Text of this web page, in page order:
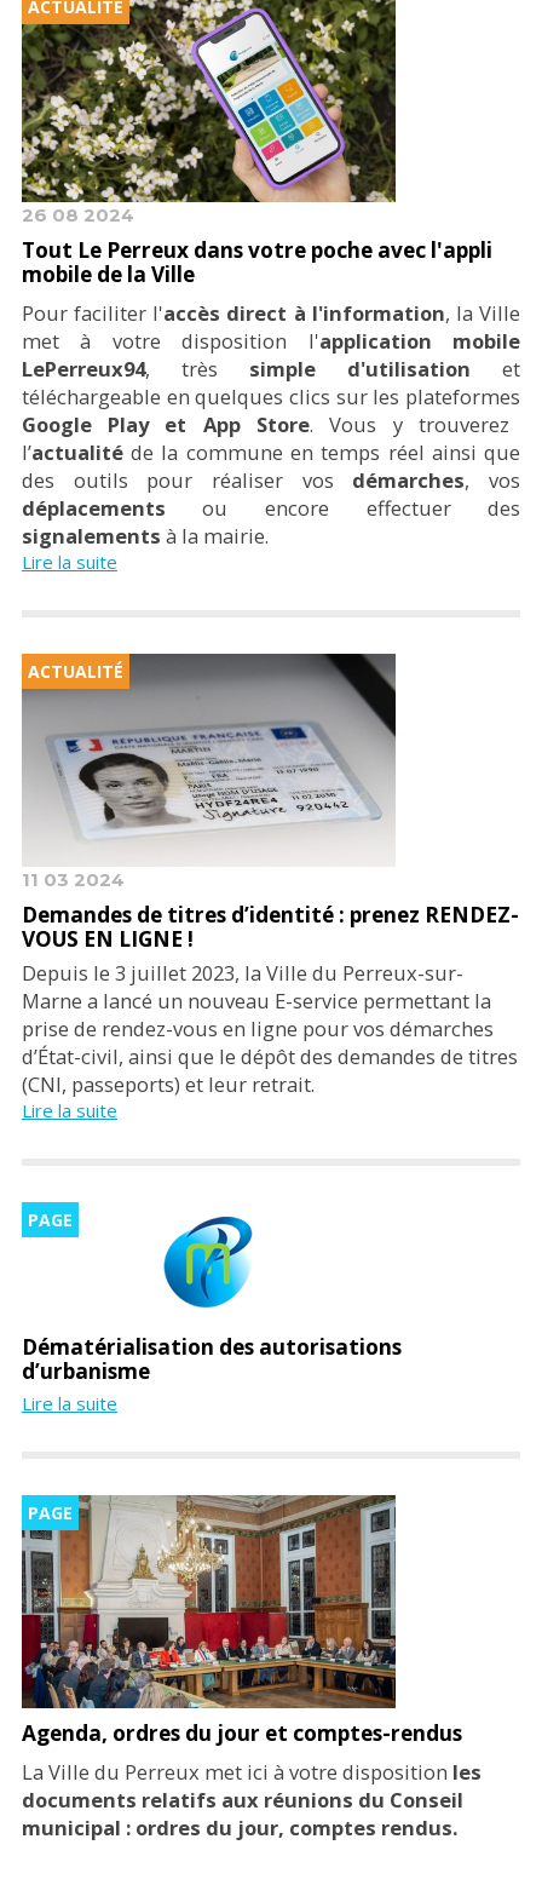
ACTUALITÉ
26 08 2024
Tout Le Perreux dans votre poche avec l'appli
mobile de la Ville
Pour faciliter l'accès direct à l'information, la Ville
met à votre disposition l'application mobile
LePerreux94, très simple d'utilisation et
téléchargeable en quelques clics sur les plateformes
Google Play et App Store. Vous y trouverez
l’actualitéde la commune en temps réel ainsi que
des outils pour réaliser vos démarches, vos
déplacements ou encore effectuer des
signalements à la mairie.
Lire la suite
ACTUALITÉ
11 03 2024
Demandes de titres d’identité : prenez RENDEZ-
VOUS EN LIGNE !
Depuis le 3 juillet 2023, la Ville du Perreux-sur-
Marne a lancé un nouveau E-service permettant la
prise de rendez-vous en ligne pour vos démarches
d’État-civil, ainsi que le dépôt des demandes de titres
(CNI, passeports) et leur retrait.
Lire la suite
PAGE
Dématérialisation des autorisations
d’urbanisme
Lire la suite
PAGE
Agenda, ordres du jour et comptes-rendus
La Ville du Perreux met ici à votre disposition les
documents relatifs aux réunions du Conseil
municipal : ordres du jour, comptes rendus.